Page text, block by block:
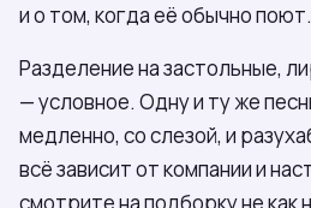
и о том, когда её обычно поют.
Разделение на застольные,
— условное. Одну и ту же
медленно, со слезой, и
всё зависит от компании и